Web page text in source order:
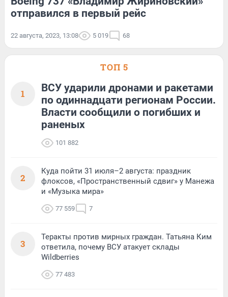
отправился в первый рейс
22 августа, 2023, 13:08 5 019 68
ТОП 5
1
ВСУ ударили дронами и ракетами
по одиннадцати регионам России.
Власти сообщили о погибших и
раненых
101 882
2
Куда пойти 31 июля–2 августа: праздник
флоксов, «Пространственный сдвиг» у Манежа
и «Музыка мира»
77 559 7
3
Теракты против мирных граждан. Татьяна Ким
ответила, почему ВСУ атакует склады
Wildberries
77 483